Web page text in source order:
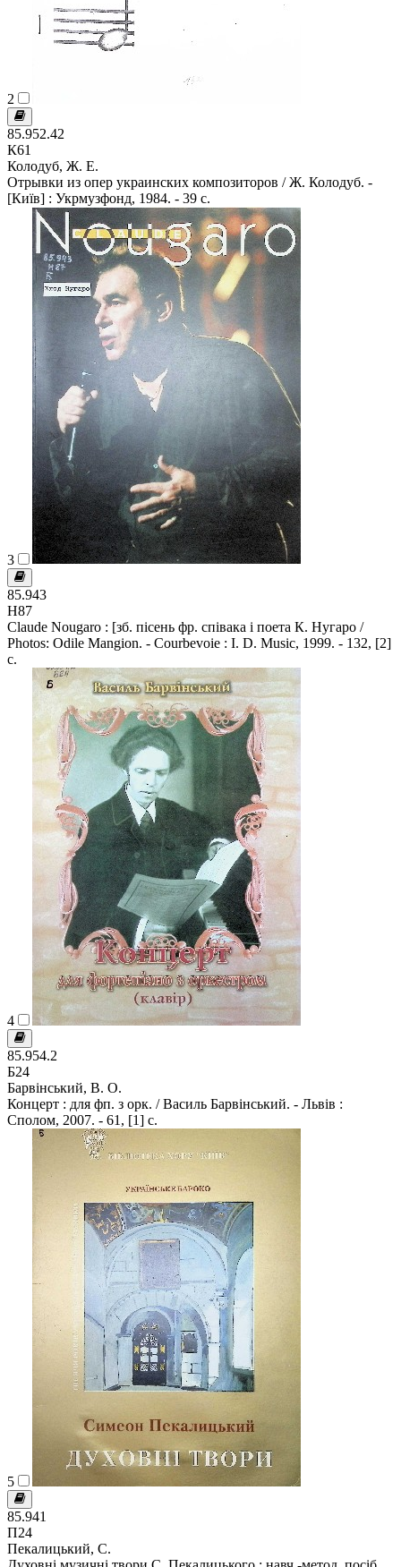
2
85.952.42
К61
Колодуб, Ж. Е.
Отрывки из опер украинских композиторов / Ж. Колодуб. -
[Київ] : Укрмузфонд, 1984. - 39 с.
3
85.943
Н87
Claude Nougaro : [зб. пісень фр. співака і поета К. Нугаро /
Photos: Odile Mangion. - Courbevoie : I. D. Music, 1999. - 132, [2]
c.
4
85.954.2
Б24
Барвінський, В. О.
Концерт : для фп. з орк. / Василь Барвінський. - Львів :
Сполом, 2007. - 61, [1] с.
5
85.941
П24
Пекалицький, С.